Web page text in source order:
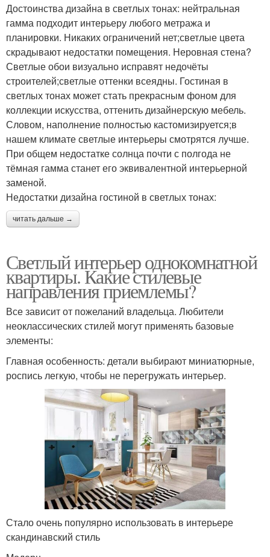
Достоинства дизайна в светлых тонах: нейтральная
гамма подходит интерьеру любого метража и
планировки. Никаких ограничений нет;светлые цвета
скрадывают недостатки помещения. Неровная стена?
Светлые обои визуально исправят недочёты
строителей;светлые оттенки всеядны. Гостиная в
светлых тонах может стать прекрасным фоном для
коллекции искусства, оттенить дизайнерскую мебель.
Словом, наполнение полностью кастомизируется;в
нашем климате светлые интерьеры смотрятся лучше.
При общем недостатке солнца почти с полгода не
тёмная гамма станет его эквивалентной интерьерной
заменой.
Недостатки дизайна гостиной в светлых тонах:
читать дальше →
Светлый интерьер однокомнатной
квартиры. Какие стилевые
направления приемлемы?
Все зависит от пожеланий владельца. Любители
неоклассических стилей могут применять базовые
элементы:
Главная особенность: детали выбирают миниатюрные,
роспись легкую, чтобы не перегружать интерьер.
Стало очень популярно использовать в интерьере
скандинавский стиль